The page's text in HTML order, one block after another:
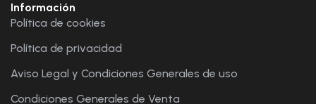
Información
Política de cookies
Política de privacidad
Aviso Legal y Condiciones Generales de uso
Condiciones Generales de Venta